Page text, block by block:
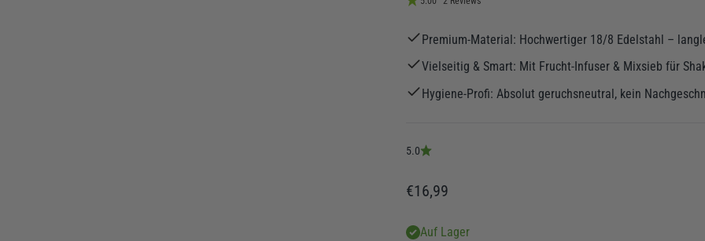
Premium-Material: Hochwertiger 18/8 Edelstahl –
Vielseitig & Smart: Mit Frucht-Infuser & Mixsieb für
Hygiene-Profi: Absolut geruchsneutral, kein
5.0
Angebot
€16,99
Auf Lager